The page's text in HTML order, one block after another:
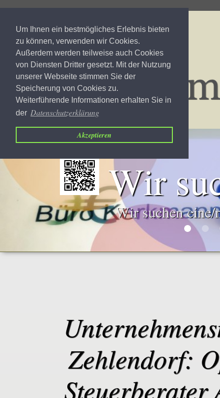
Um Ihnen ein bestmögliches Erlebnis bieten
zu können, verwenden wir Cookies.
Außerdem werden teilweise auch Cookies
von Diensten Dritter gesetzt. Mit der Nutzung
unserer Webseite stimmen Sie der
Speicherung von Cookies zu.
Weiterführende Informationen erhalten Sie in
der Datenschutzerklärung
Akzeptieren
Wir
Wir suchen eine/
Zehlendorf:
Steuerberater